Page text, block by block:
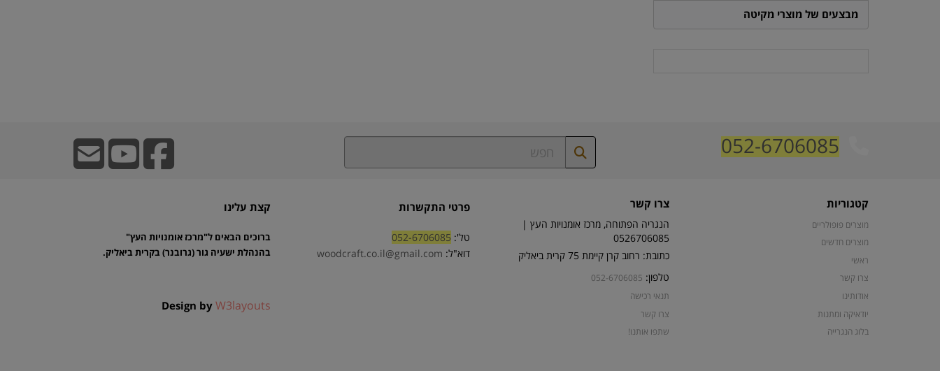
מבצעים של מוצרי מקיטה
052-6706085
קטגוריות
מוצרים פופולריים
מוצרים חדשים
ראשי
צרו קשר
אודותינו
יודאיקה ומתנות
בלוג הנגרייה
צרו קשר
הנגריה הפתוחה, מרכז אומנויות העץ |
0526706085
כתובת: רחוב קרן קיימת 75 קרית ביאליק
טלפון: 052-6706085
תנאי רכישה
צרו קשר
שתפו אותנו!
פרטי התקשרות
טל': 052-6706085
דוא"ל: woodcraft.co.il@gmail.com
קצת עלינו
ברוכים הבאים ל"מרכז אומנויות העץ"
בהנהלת ישעיה גור (גרובנר) בקרית ביאליק.
Design by W3layouts